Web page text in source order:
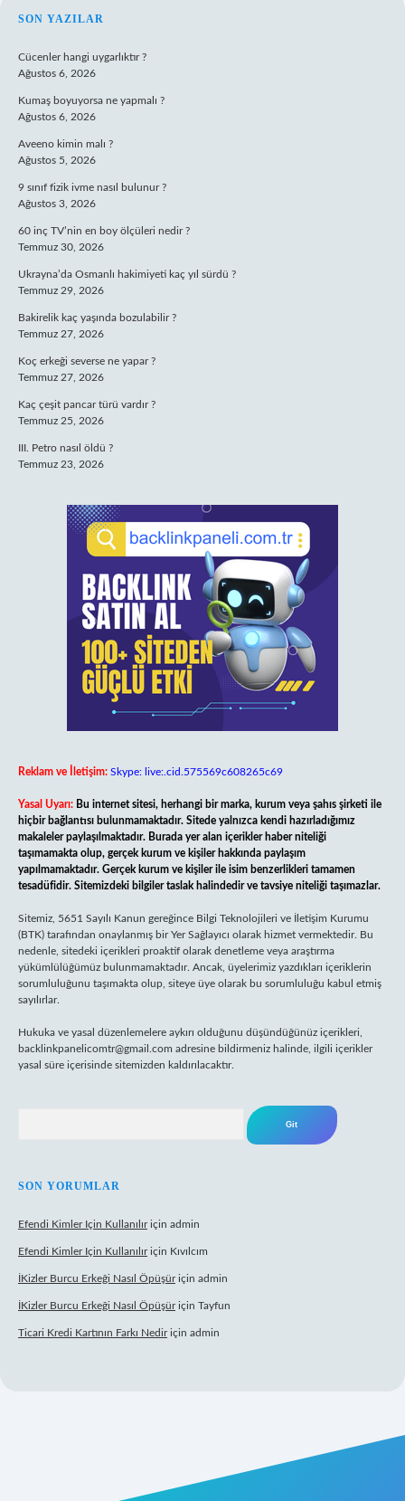
SIDEBAR
SON YAZILAR
Cücenler hangi uygarlıktır ?
Ağustos 6, 2026
Kumaş boyuyorsa ne yapmalı ?
Ağustos 6, 2026
Aveeno kimin malı ?
Ağustos 5, 2026
9 sınıf fizik ivme nasıl bulunur ?
Ağustos 3, 2026
60 inç TV’nin en boy ölçüleri nedir ?
Temmuz 30, 2026
Ukrayna’da Osmanlı hakimiyeti kaç yıl sürdü ?
Temmuz 29, 2026
Bakirelik kaç yaşında bozulabilir ?
Temmuz 27, 2026
Koç erkeği severse ne yapar ?
Temmuz 27, 2026
Kaç çeşit pancar türü vardır ?
Temmuz 25, 2026
III. Petro nasıl öldü ?
Temmuz 23, 2026
Reklam ve İletişim: Skype: live:.cid.575569c608265c69
Yasal Uyarı: Bu internet sitesi, herhangi bir marka, kurum veya şahıs şirketi ile
hiçbir bağlantısı bulunmamaktadır. Sitede yalnızca kendi hazırladığımız
makaleler paylaşılmaktadır. Burada yer alan içerikler haber niteliği
taşımamakta olup, gerçek kurum ve kişiler hakkında paylaşım
yapılmamaktadır. Gerçek kurum ve kişiler ile isim benzerlikleri tamamen
tesadüfidir. Sitemizdeki bilgiler taslak halindedir ve tavsiye niteliği taşımazlar.
Sitemiz, 5651 Sayılı Kanun gereğince Bilgi Teknolojileri ve İletişim Kurumu
(BTK) tarafından onaylanmış bir Yer Sağlayıcı olarak hizmet vermektedir. Bu
nedenle, sitedeki içerikleri proaktif olarak denetleme veya araştırma
yükümlülüğümüz bulunmamaktadır. Ancak, üyelerimiz yazdıkları içeriklerin
sorumluluğunu taşımakta olup, siteye üye olarak bu sorumluluğu kabul etmiş
sayılırlar.
Hukuka ve yasal düzenlemelere aykırı olduğunu düşündüğünüz içerikleri,
backlinkpanelicomtr@gmail.com adresine bildirmeniz halinde, ilgili içerikler
yasal süre içerisinde sitemizden kaldırılacaktır.
SON YORUMLAR
Efendi Kimler Için Kullanılıriçin admin
Efendi Kimler Için Kullanılıriçin Kıvılcım
İKizler Burcu Erkeği Nasıl Öpüşüriçin admin
İKizler Burcu Erkeği Nasıl Öpüşüriçin Tayfun
Ticari Kredi Kartının Farkı Nediriçin admin